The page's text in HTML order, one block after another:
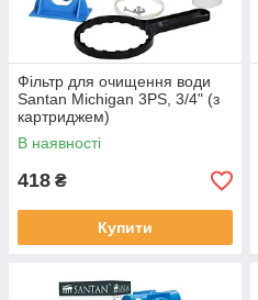
Фільтр для очищення води
Santan Michigan 3PS, 3/4" (з
картриджем)
В наявності
418 ₴
Купити